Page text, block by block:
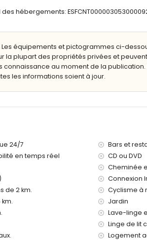
8 m x 4 m
et salle à manger extérieure
la Olla (à moins de 4 kilomètres de la
(à moins de 4 kilomètres de la
: Alicante (à moins de 100 kilomètres de la
proche : Valence (à plus de 100
aux familles avec enfants, aux fêtes de
inclus dans le prix de location de la villa
avec planche à repasser
hébergements:
: Les équipements et pictogrammes ci-
la plupart des propriétés privées et
connaissance au moment de la
les informations soient à jour.
24/7
Bars et
en temps réel
CD ou DVD
Cheminée
Connexion
de 2 km.
Cyclisme à
Jardin
Lave-linge
Linge de lit
Logement